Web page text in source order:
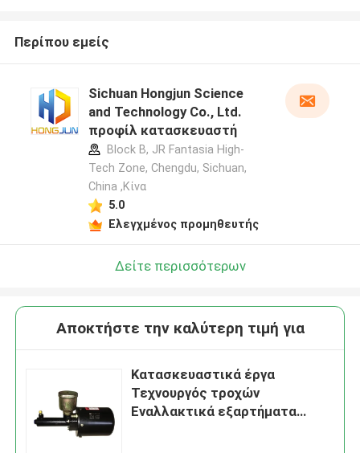
Περίπου εμείς
Sichuan Hongjun Science
and Technology Co., Ltd.
προφίλ κατασκευαστή
Block B, JR Fantasia High-
Tech Zone, Chengdu, Sichuan,
China ,Κίνα
5.0
Ελεγχμένος προμηθευτής
Δείτε περισσότερων
Αποκτήστε την καλύτερη τιμή για
Κατασκευαστικά έργα
Τεχνουργός τροχών
Εναλλακτικά εξαρτήματα